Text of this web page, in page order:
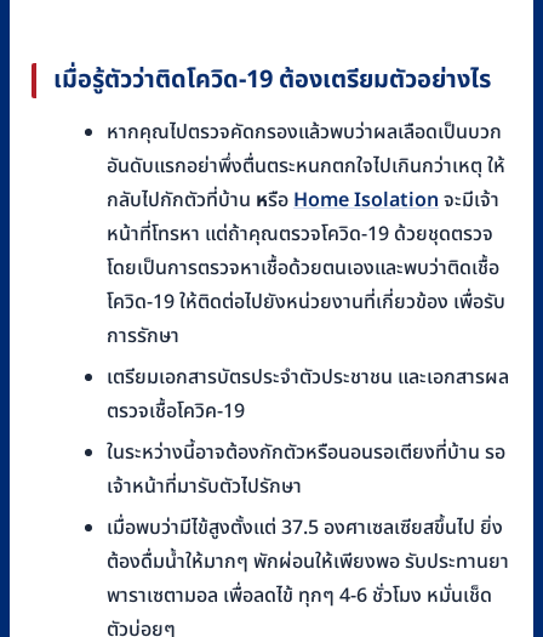
เมื่อรู้ตัวว่าติดโควิด-19 ต้องเตรียมตัวอย่างไร
หากคุณไปตรวจคัดกรองแล้วพบว่าผลเลือดเป็นบวก
อันดับแรกอย่าพึ่งตื่นตระหนกตกใจไปเกินกว่าเหตุ ให้
กลับไปกักตัวที่บ้าน หรือHome Isolationจะมีเจ้า
หน้าที่โทรหา แต่ถ้าคุณตรวจโควิด-19 ด้วยชุดตรวจ
โดยเป็นการตรวจหาเชื้อด้วยตนเองและพบว่าติดเชื้อ
โควิด-19 ให้ติดต่อไปยังหน่วยงานที่เกี่ยวข้อง เพื่อรับ
การรักษา
เตรียมเอกสารบัตรประจำตัวประชาชน และเอกสารผล
ตรวจเชื้อโควิค-19
ในระหว่างนี้อาจต้องกักตัวหรือนอนรอเตียงที่บ้าน รอ
เจ้าหน้าที่มารับตัวไปรักษา
เมื่อพบว่ามีไข้สูงตั้งแต่ 37.5 องศาเซลเซียสขึ้นไป ยิ่ง
ต้องดื่มน้ำให้มากๆ พักผ่อนให้เพียงพอ รับประทานยา
พาราเซตามอล เพื่อลดไข้ ทุกๆ 4-6 ชั่วโมง หมั่นเช็ด
ตัวบ่อยๆ